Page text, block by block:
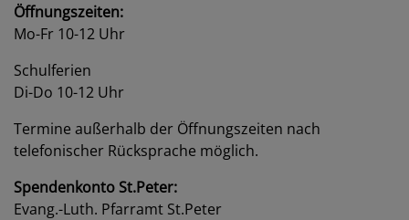
Öffnungszeiten:
Mo-Fr 10-12 Uhr
Schulferien
Di-Do 10-12 Uhr
Termine außerhalb der Öffnungszeiten nach
telefonischer Rücksprache möglich.
Spendenkonto St.Peter:
Evang.-Luth. Pfarramt St.Peter